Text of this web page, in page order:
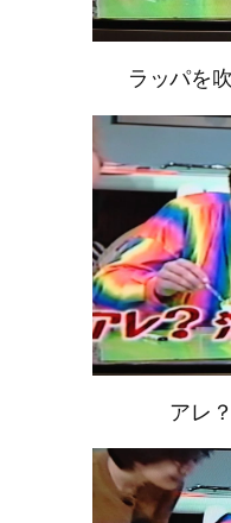
ラッパを
アレ